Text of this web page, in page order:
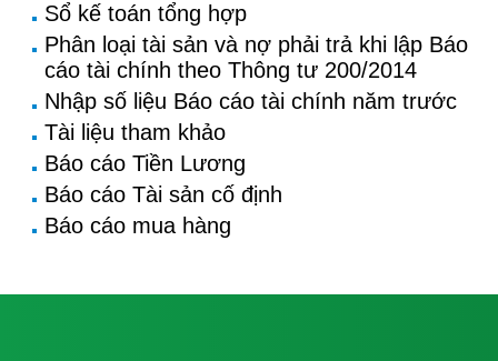
Sổ kế toán tổng hợp
Phân loại tài sản và nợ phải trả khi lập Báo
cáo tài chính theo Thông tư 200/2014
Nhập số liệu Báo cáo tài chính năm trước
Tài liệu tham khảo
Báo cáo Tiền Lương
Báo cáo Tài sản cố định
Báo cáo mua hàng